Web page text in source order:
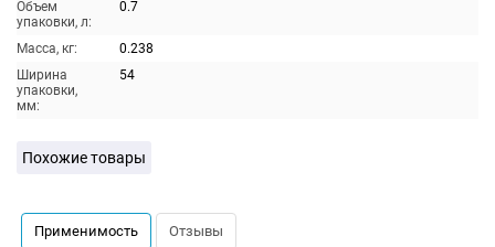
Объем
упаковки, л:
0.7
Масса, кг:
0.238
Ширина
упаковки,
мм:
54
Похожие товары
Применимость Отзывы